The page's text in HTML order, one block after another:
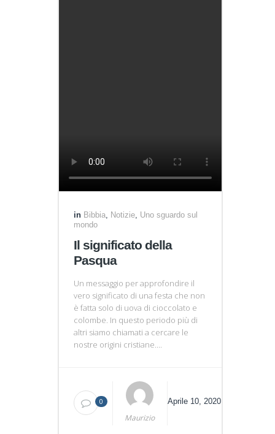
in Bibbia, Notizie, Uno sguardo sul
mondo
Il significato della
Pasqua
Un messaggio per approfondire il
vero significato di una festa che non
è fatta solo di uova di cioccolato e
colombe. In questo periodo più di
altri siamo chiamati a cercare le
nostre origini cristiane....
0
Maurizio
Aprile 10, 2020